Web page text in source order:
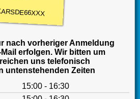
nach vorheriger Anmeldung
erfolgen. Wir bitten um
uns telefonisch
untenstehenden Zeiten
15:00 - 16:30